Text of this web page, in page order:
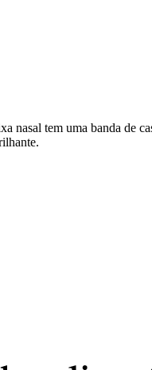
nasal tem uma banda de